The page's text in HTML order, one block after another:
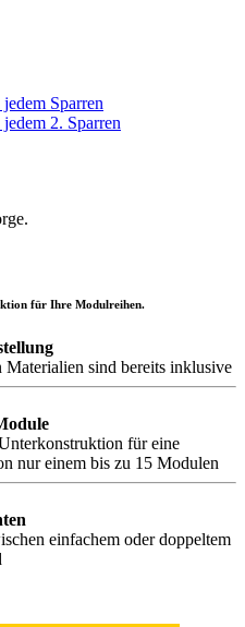
Sparren
2. Sparren
für Ihre Modulreihen.
Materialien sind bereits inklusive
für eine
nur einem bis zu 15 Modulen
einfachem oder doppeltem